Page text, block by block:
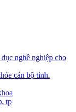
nghề nghiệp cho
cán bộ tỉnh.
tp